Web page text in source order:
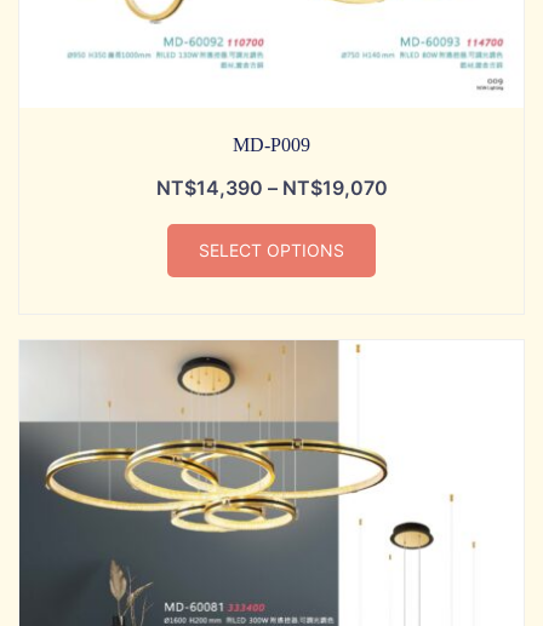
MD-P009
NT$14,390 – NT$19,070
SELECT OPTIONS